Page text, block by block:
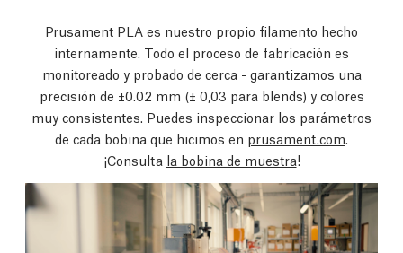
Prusament PLA es nuestro propio filamento hecho
internamente. Todo el proceso de fabricación es
monitoreado y probado de cerca - garantizamos una
precisión de ±0.02 mm (± 0,03 para blends) y colores
muy consistentes. Puedes inspeccionar los parámetros
de cada bobina que hicimos en prusament.com
¡Consulta la bobina de muestra!